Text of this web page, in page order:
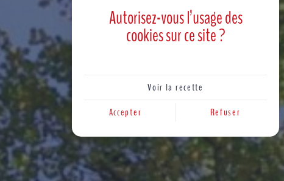
Autorisez-vous l’usage des
cookiessur ce site ?
Voir la recette
Accepter
Refuser